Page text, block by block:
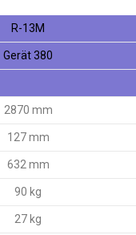
R-13M
Gerät 380
2870 mm
127 mm
632 mm
90 kg
27 kg